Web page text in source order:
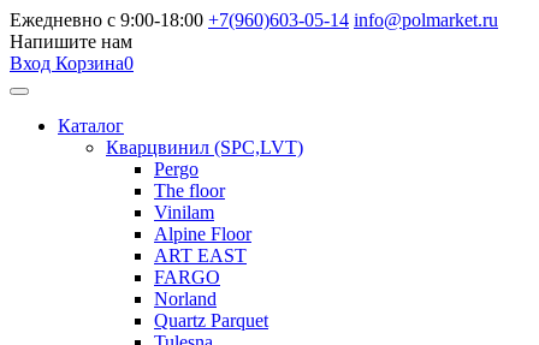
Ежедневно с 9:00-18:00 +7(960)603-05-14 info@polmarket.ru
Напишите нам
Вход Корзина0
Каталог
Кварцвинил (SPC,LVT)
Pergo
The floor
Vinilam
Alpine Floor
ART EAST
FARGO
Norland
Quartz Parquet